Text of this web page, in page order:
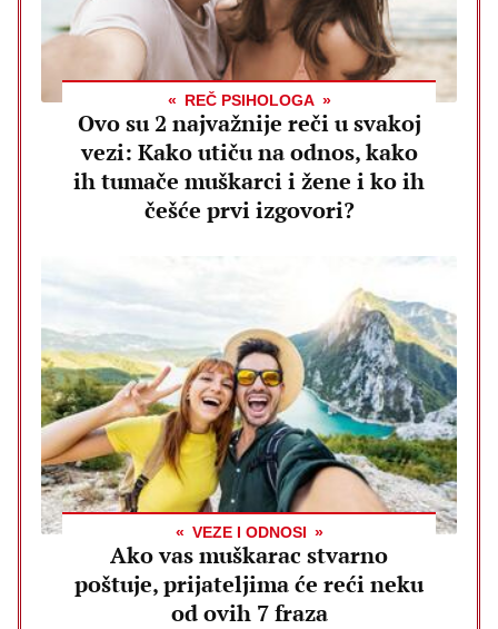
REČ PSIHOLOGA
Ovo su 2 najvažnije reči u svakoj
vezi: Kako utiču na odnos, kako
ih tumače muškarci i žene i ko ih
češće prvi izgovori?
VEZE I ODNOSI
Ako vas muškarac stvarno
poštuje, prijateljima će reći neku
od ovih 7 fraza